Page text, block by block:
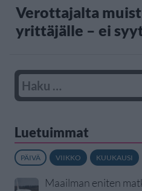
Verottajalta
yrittäjälle – ei
Luetuimmat
PÄIVÄ VIIKKO KUUKAUSI
Maailman eniten